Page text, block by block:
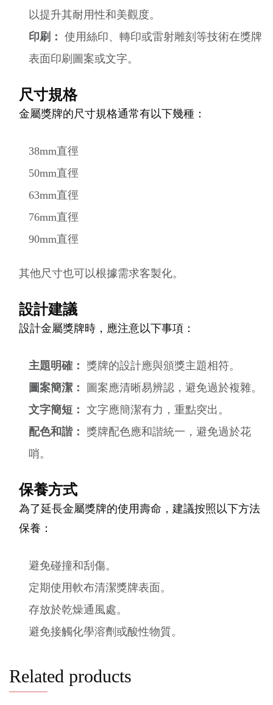
以提升其耐用性和美觀度。
印刷： 使用絲印、轉印或雷射雕刻等技術在獎牌
表面印刷圖案或文字。
尺寸規格
金屬獎牌的尺寸規格通常有以下幾種：
38mm直徑
50mm直徑
63mm直徑
76mm直徑
90mm直徑
其他尺寸也可以根據需求客製化。
設計建議
設計金屬獎牌時，應注意以下事項：
主題明確：
獎牌的設計應與頒獎主題相符。
圖案簡潔：
圖案應清晰易辨認，避免過於複雜。
文字簡短： 文字應簡潔有力，重點突出。
配色和諧：
獎牌配色應和諧統一，避免過於花
哨。
保養方式
為了延長金屬獎牌的使用壽命，建議按照以下方法
保養：
避免碰撞和刮傷。
定期使用軟布清潔獎牌表面。
存放於乾燥通風處。
避免接觸化學溶劑或酸性物質。
Related products